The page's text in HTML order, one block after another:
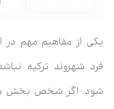
از مفاهیم مهم در این
شهروند ترکیه نباشد،
اگر شخص بخش مهمی